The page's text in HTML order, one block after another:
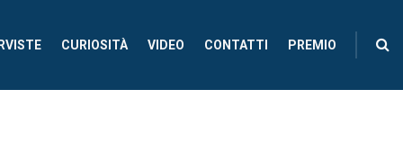
CURIOSITÀ VIDEO CONTATTI PREMIO